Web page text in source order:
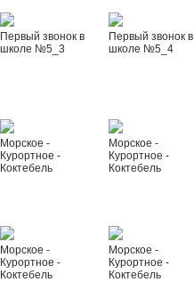
Первый звонок в
школе №5_3
Первый звонок в
школе №5_4
Морское -
Курортное -
Коктебель
Морское -
Курортное -
Коктебель
Морское -
Курортное -
Коктебель
Морское -
Курортное -
Коктебель